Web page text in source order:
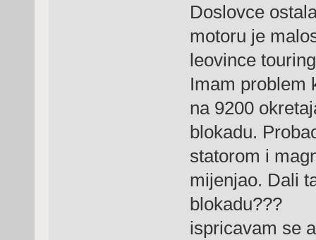
Doslovce
motoru je
leovince
Imam problem
na 9200
blokadu.
statorom i
mijenjao. Dali
blokadu???
ispricavam se